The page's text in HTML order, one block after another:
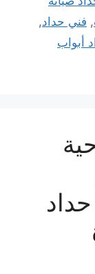
, فني حداد,
أبواب
حداد